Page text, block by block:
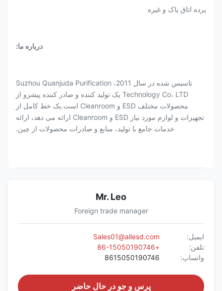
پرده اتاق پاک و غیره
درباره ما:
تاسیس شده در سال 2011، Suzhou Quanjuda Purification
Technology Co، LTD یک تولید کننده و صادر کننده پیشرو از
محصولات مختلف ESD و Cleanroom است.یک خط کامل از
تجهیزات و لوازم مورد نیاز ESD و Cleanroom ارائه می دهد، ارائه
خدمات جامع با تولید، منابع و صادرات محصولات از چین.
Mr. Leo
Foreign trade manager
ایمیل:
Sales01@allesd.com
تلفن:
+86-15050190746
واتساپ:
8615050190746
پرس و جو در حال حاضر